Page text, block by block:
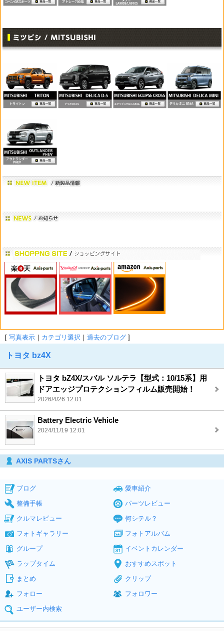
[ 写真表示 ｜ カテゴリ選択 ｜ 過去のブログ ]
トヨタ bz4X
トヨタ bZ4X/スバル ソルテラ【型式：10/15系】用
ドアエッジプロテクションフィルム販売開始！
2026/4/26 12:01
Battery Electric Vehicle
2024/11/19 12:01
AXIS PARTSさん
ブログ
愛車紹介
整備手帳
パーツレビュー
クルマレビュー
何シテル？
フォトギャラリー
フォトアルバム
グループ
イベントカレンダー
ラップタイム
おすすめスポット
まとめ
クリップ
フォロー
フォロワー
ユーザー内検索